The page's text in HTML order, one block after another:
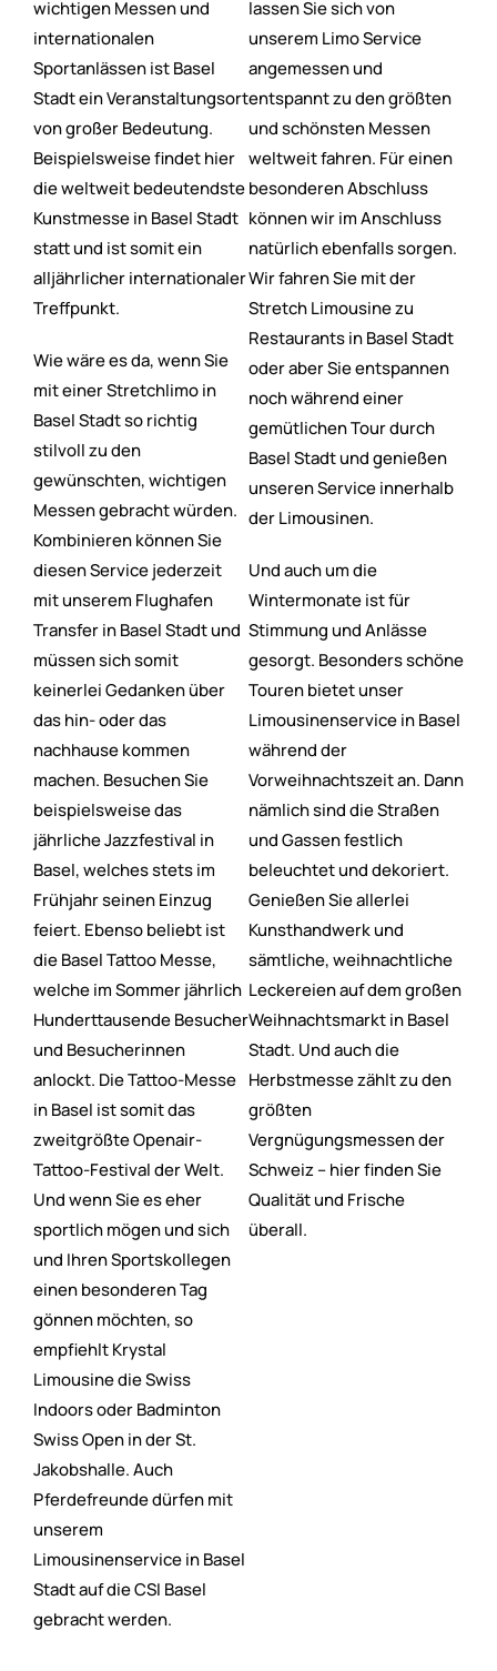
wichtigen Messen und
internationalen
Sportanlässen ist Basel
Stadt ein Veranstaltungsort
von großer Bedeutung.
Beispielsweise findet hier
die weltweit bedeutendste
Kunstmesse in Basel Stadt
statt und ist somit ein
alljährlicher internationaler
Treffpunkt.
Wie wäre es da, wenn Sie
mit einer Stretchlimo in
Basel Stadt so richtig
stilvoll zu den
gewünschten, wichtigen
Messen gebracht würden.
Kombinieren können Sie
diesen Service jederzeit
mit unserem Flughafen
Transfer in Basel Stadt und
müssen sich somit
keinerlei Gedanken über
das hin- oder das
nachhause kommen
machen. Besuchen Sie
beispielsweise das
jährliche Jazzfestival in
Basel, welches stets im
Frühjahr seinen Einzug
feiert. Ebenso beliebt ist
die Basel Tattoo Messe,
welche im Sommer jährlich
Hunderttausende Besucher
und Besucherinnen
anlockt. Die Tattoo-Messe
in Basel ist somit das
zweitgrößte Openair-
Tattoo-Festival der Welt.
Und wenn Sie es eher
sportlich mögen und sich
und Ihren Sportskollegen
einen besonderen Tag
gönnen möchten, so
empfiehlt Krystal
Limousine die Swiss
Indoors oder Badminton
Swiss Open in der St.
Jakobshalle. Auch
Pferdefreunde dürfen mit
unserem
Limousinenservice in Basel
Stadt auf die CSI Basel
gebracht werden.
lassen Sie sich von
unserem Limo Service
angemessen und
entspannt zu den größten
und schönsten Messen
weltweit fahren. Für einen
besonderen Abschluss
können wir im Anschluss
natürlich ebenfalls sorgen.
Wir fahren Sie mit der
Stretch Limousine zu
Restaurants in Basel Stadt
oder aber Sie entspannen
noch während einer
gemütlichen Tour durch
Basel Stadt und genießen
unseren Service innerhalb
der Limousinen.
Und auch um die
Wintermonate ist für
Stimmung und Anlässe
gesorgt. Besonders schöne
Touren bietet unser
Limousinenservice in Basel
während der
Vorweihnachtszeit an. Dann
nämlich sind die Straßen
und Gassen festlich
beleuchtet und dekoriert.
Genießen Sie allerlei
Kunsthandwerk und
sämtliche, weihnachtliche
Leckereien auf dem großen
Weihnachtsmarkt in Basel
Stadt. Und auch die
Herbstmesse zählt zu den
größten
Vergnügungsmessen der
Schweiz – hier finden Sie
Qualität und Frische
überall.